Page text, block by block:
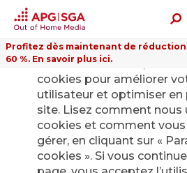
Profitez dès maintenant de
60 %. En savoir plus ici.
Retour
Sur ce site Internet, nous
cookies pour améliorer
utilisateur et optimiser en
site. Lisez comment nous
cookies et comment vous
gérer, en cliquant sur «
cookies ». Si vous